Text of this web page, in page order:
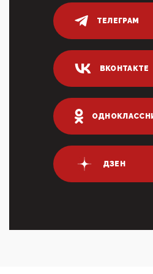
04:47, 10 Апреля 2026
ИНН для переводов по СБП
логических двухЗаполнение
переводах по ...
03:35, 10 Апреля 2026
крупных банках по итогам
млрд руб. ...
03:01, 10 Апреля 2026
что союзники просили Киев
энергети...
01:54, 10 Апреля 2026
ТЕЛЕГРАМ
ВКОНТАКТЕ
ДЗЕН